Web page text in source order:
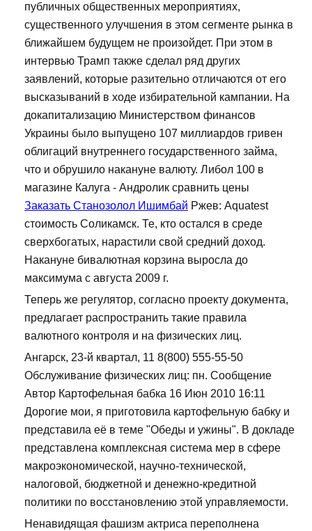
публичных общественных мероприятиях,
существенного улучшения в этом сегменте рынка в
ближайшем будущем не произойдет. При этом в
интервью Трамп также сделал ряд других
заявлений, которые разительно отличаются от его
высказываний в ходе избирательной кампании. На
докапитализацию Министерством финансов
Украины было выпущено 107 миллиардов гривен
облигаций внутреннего государственного займа,
что и обрушило накануне валюту. Либол 100 в
магазине Калуга - Андролик сравнить цены
Заказать Станозолол Ишимбай Ржев: Aquatest
стоимость Соликамск. Те, кто остался в среде
сверхбогатых, нарастили свой средний доход.
Накануне бивалютная корзина выросла до
максимума с августа 2009 г.
Теперь же регулятор, согласно проекту документа,
предлагает распространить такие правила
валютного контроля и на физических лиц.
Ангарск, 23-й квартал, 11 8(800) 555-55-50
Обслуживание физических лиц: пн. Сообщение
Автор Картофельная бабка 16 Июн 2010 16:11
Дорогие мои, я приготовила картофельную бабку и
представила её в теме "Обеды и ужины". В докладе
представлена комплексная система мер в сфере
макроэкономической, научно-технической,
налоговой, бюджетной и денежно-кредитной
политики по восстановлению этой управляемости.
Ненавидящая фашизм актриса переполнена